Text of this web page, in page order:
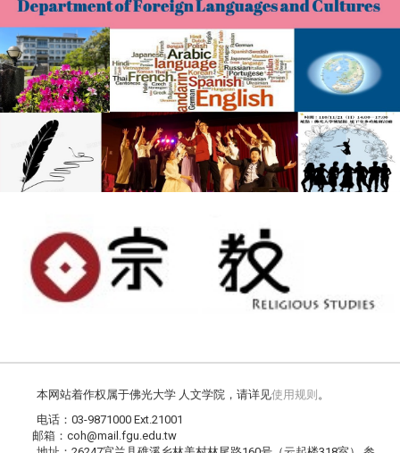
本网站着作权属于佛光大学 人文学院，请详见使用规则 。
电话：03-9871000 Ext.21001
邮箱：coh@mail.fgu.edu.tw